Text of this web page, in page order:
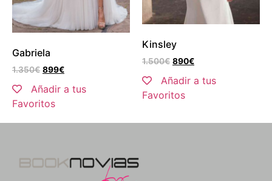
Gabriela
1.350€ 899€
Añadir a tus
Favoritos
Kinsley
1.500€ 890€
Añadir a tus
Favoritos